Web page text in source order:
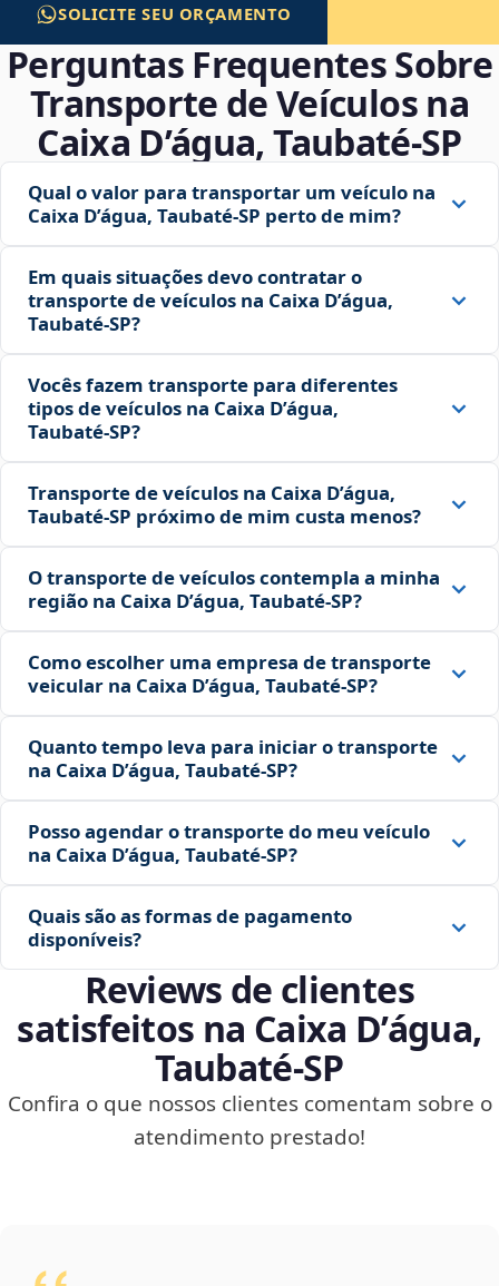
SOLICITE SEU ORÇAMENTO
Perguntas Frequentes Sobre
Transporte de Veículos na
Caixa D’água, Taubaté‑SP
Qual o valor para transportar um veículo na
Caixa D’água, Taubaté‑SP perto de mim?
Em quais situações devo contratar o
transporte de veículos na Caixa D’água,
Taubaté‑SP?
Vocês fazem transporte para diferentes
tipos de veículos na Caixa D’água,
Taubaté‑SP?
Transporte de veículos na Caixa D’água,
Taubaté‑SP próximo de mim custa menos?
O transporte de veículos contempla a minha
região na Caixa D’água, Taubaté‑SP?
Como escolher uma empresa de transporte
veicular na Caixa D’água, Taubaté‑SP?
Quanto tempo leva para iniciar o transporte
na Caixa D’água, Taubaté‑SP?
Posso agendar o transporte do meu veículo
na Caixa D’água, Taubaté‑SP?
Quais são as formas de pagamento
disponíveis?
Reviews de clientes
satisfeitos na Caixa D’água,
Taubaté‑SP
Confira o que nossos clientes comentam sobre o
atendimento prestado!